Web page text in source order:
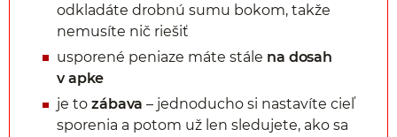
odkladáte drobnú sumu bokom, takže
nemusíte nič riešiť
usporené peniaze máte stále na dosah
v apke
je tozábava – jednoducho si nastavíte cieľ
sporenia a potom už len sledujete, ako sa